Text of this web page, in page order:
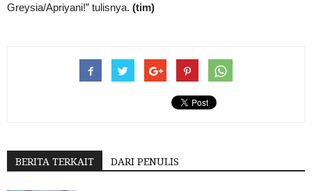
Greysia/Apriyani!” tulisnya. (tim)
BERITA TERKAIT DARI PENULIS